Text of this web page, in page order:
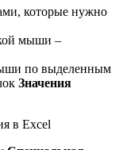
которые нужно
мыши –
по выделенным
Значения